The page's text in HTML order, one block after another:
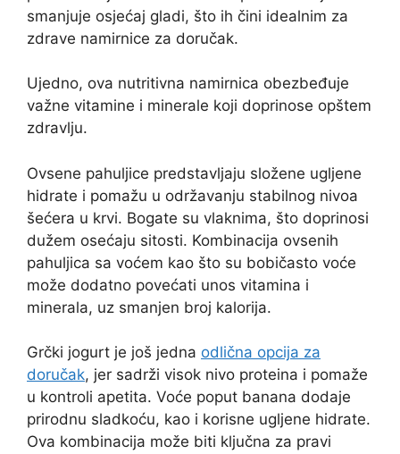
smanjuje osjećaj gladi, što ih čini idealnim za
zdrave namirnice za doručak.
Ujedno, ova nutritivna namirnica obezbeđuje
važne vitamine i minerale koji doprinose opštem
zdravlju.
Ovsene pahuljice predstavljaju složene ugljene
hidrate i pomažu u održavanju stabilnog nivoa
šećera u krvi. Bogate su vlaknima, što doprinosi
dužem osećaju sitosti. Kombinacija ovsenih
pahuljica sa voćem kao što su bobičasto voće
može dodatno povećati unos vitamina i
minerala, uz smanjen broj kalorija.
Grčki jogurt je još jedna odlična opcija za
doručak, jer sadrži visok nivo proteina i pomaže
u kontroli apetita. Voće poput banana dodaje
prirodnu sladkoću, kao i korisne ugljene hidrate.
Ova kombinacija može biti ključna za pravi